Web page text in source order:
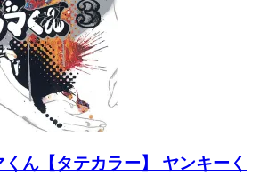
ん【タテカラー】 ヤンキーく